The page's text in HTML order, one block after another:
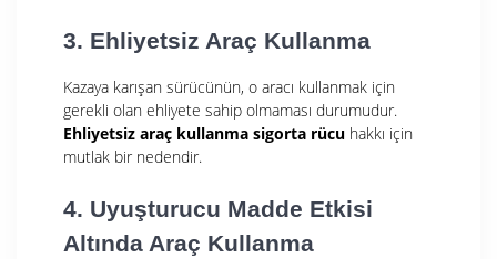
3. Ehliyetsiz Araç Kullanma
Kazaya karışan sürücünün, o aracı kullanmak için
gerekli olan ehliyete sahip olmaması durumudur.
Ehliyetsiz araç kullanma sigorta rücu hakkı için
mutlak bir nedendir.
4. Uyuşturucu Madde Etkisi
Altında Araç Kullanma